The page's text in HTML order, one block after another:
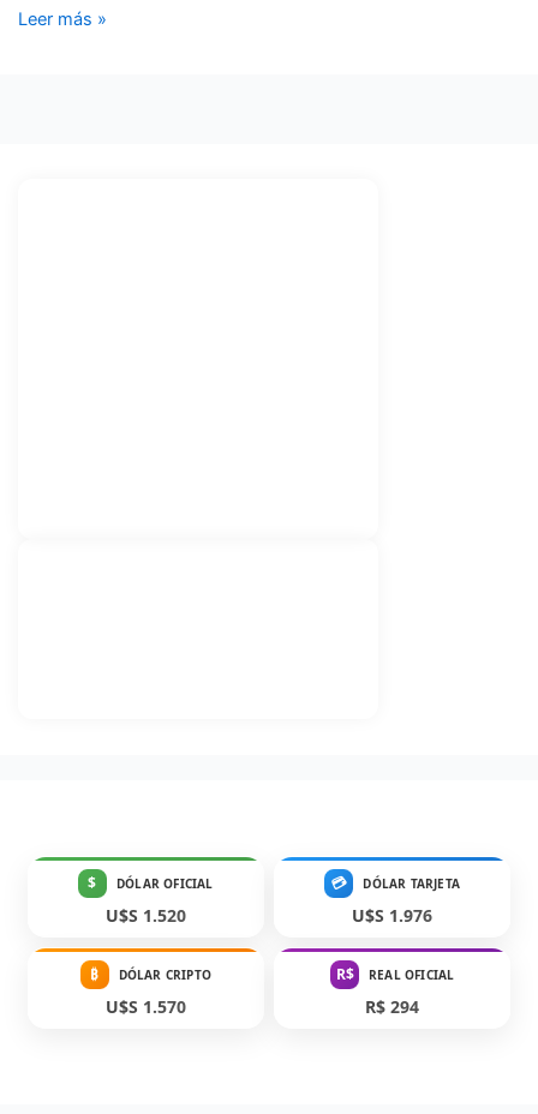
Leer más »
$ DÓLAR OFICIAL
U$S 1.520
💳 DÓLAR TARJETA
U$S 1.976
₿ DÓLAR CRIPTO
U$S 1.570
R$ REAL OFICIAL
R$ 294